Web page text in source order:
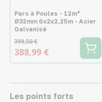
Parc à Poules - 12m²
Ø32mm 6x2x2,25m - Acier
Galvanisé
399,50 €
388,99 €
Les points forts